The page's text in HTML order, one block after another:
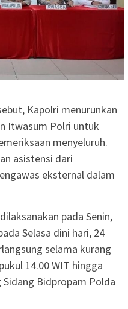
Kapolri menurunkan
Itwasum Polri untuk
menyeluruh.
asistensi dari
eksternal dalam
pada Senin,
Selasa dini hari, 24
selama kurang
14.00 WIT hingga
Sidang Bidpropam Polda